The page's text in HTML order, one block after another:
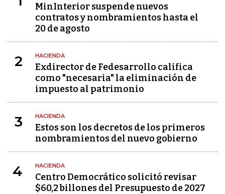
MinInterior suspende nuevos
contratos y nombramientos hasta el
20 de agosto
2 HACIENDA
Exdirector de Fedesarrollo califica
como "necesaria" la eliminación de
impuesto al patrimonio
3 HACIENDA
Estos son los decretos de los primeros
nombramientos del nuevo gobierno
4 HACIENDA
Centro Democrático solicitó revisar
$60,2 billones del Presupuesto de 2027